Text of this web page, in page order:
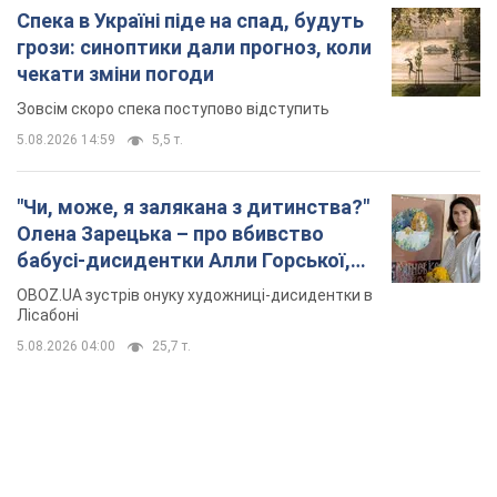
Спека в Україні піде на спад, будуть
грози: синоптики дали прогноз, коли
чекати зміни погоди
Зовсім скоро спека поступово відступить
5.08.2026 14:59 5,5 т.
"Чи, може, я залякана з дитинства?"
Олена Зарецька – про вбивство
бабусі-дисидентки Алли Горської,
критику Дмитра Стуса та втечу в
Португалію з 5 дітьми
OBOZ.UA зустрів онуку художниці-дисидентки в
Лісабоні
5.08.2026 04:00 25,7 т.